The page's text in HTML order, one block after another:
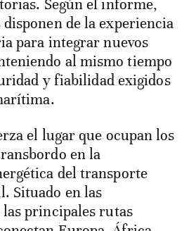
Según el informe,
de la experiencia
para integrar nuevos
al mismo tiempo
y fiabilidad exigidos
el lugar que ocupan los
en la
del transporte
Situado en las
principales rutas